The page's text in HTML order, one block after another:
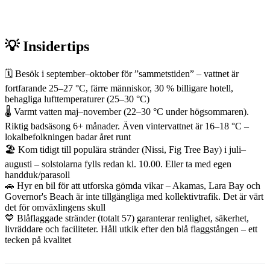
💡 Insidertips
🗓️ Besök i september–oktober för ”sammetstiden” – vattnet är
fortfarande 25–27 °C, färre människor, 30 % billigare hotell,
behagliga lufttemperaturer (25–30 °C)
🌡️ Varmt vatten maj–november (22–30 °C under högsommaren).
Riktig badsäsong 6+ månader. Även vintervattnet är 16–18 °C –
lokalbefolkningen badar året runt
🏖️ Kom tidigt till populära stränder (Nissi, Fig Tree Bay) i juli–
augusti – solstolarna fylls redan kl. 10.00. Eller ta med egen
handduk/parasoll
🚗 Hyr en bil för att utforska gömda vikar – Akamas, Lara Bay och
Governor's Beach är inte tillgängliga med kollektivtrafik. Det är värt
det för omväxlingens skull
💙 Blåflaggade stränder (totalt 57) garanterar renlighet, säkerhet,
livräddare och faciliteter. Håll utkik efter den blå flaggstången – ett
tecken på kvalitet